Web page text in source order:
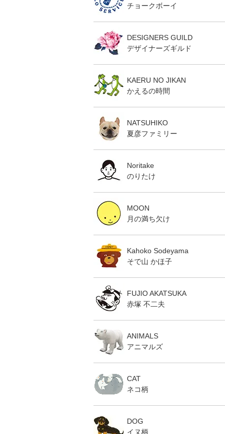
チョークボーイ
DESIGNERS GUILD
デザイナーズギルド
KAERU NO JIKAN
かえるの時間
NATSUHIKO
夏彦ファミリー
Noritake
のりたけ
MOON
月の満ち欠け
Kahoko Sodeyama
そで山 かほ子
FUJIO AKATSUKA
赤塚 不二夫
ANIMALS
アニマルズ
CAT
ネコ柄
DOG
イヌ柄